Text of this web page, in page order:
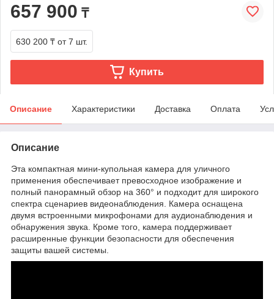
657 900 ₸
630 200 ₸ от 7 шт.
Купить
Описание Характеристики Доставка Оплата
Описание
Эта компактная мини-купольная камера для уличного
применения обеспечивает превосходное изображение и
полный панорамный обзор на 360° и подходит для широкого
спектра сценариев видеонаблюдения. Камера оснащена
двумя встроенными микрофонами для аудионаблюдения и
обнаружения звука. Кроме того, камера поддерживает
расширенные функции безопасности для обеспечения
защиты вашей системы.